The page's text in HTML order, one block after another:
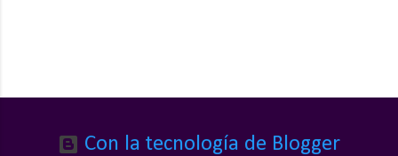
Con la tecnología de Blogger